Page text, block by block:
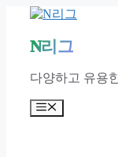
contentN리그
다양하고 유용
Menu